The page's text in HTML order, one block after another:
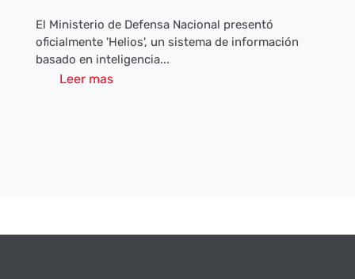
El Ministerio de Defensa Nacional presentó
oficialmente 'Helios', un sistema de información
basado en inteligencia...
Leer mas